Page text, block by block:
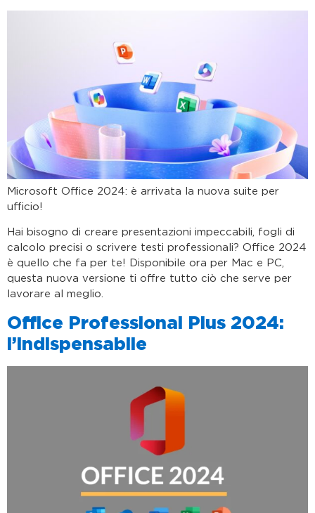
Microsoft Office 2024: è arrivata la nuova suite per
ufficio!
Hai bisogno di creare presentazioni impeccabili, fogli di
calcolo precisi o scrivere testi professionali? Office 2024
è quello che fa per te! Disponibile ora per Mac e PC,
questa nuova versione ti offre tutto ciò che serve per
lavorare al meglio.
Office Professional Plus 2024:
l’indispensabile